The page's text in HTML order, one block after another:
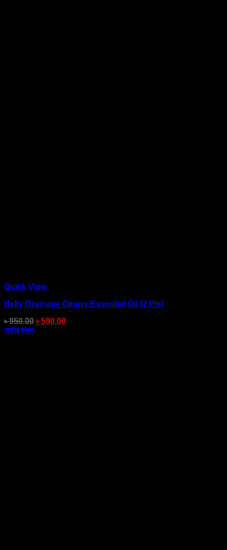
Quick View
Belly Drainage Ginger Essential Oil (2 Pis)
৳950.00 ৳590.00
অর্ডার করুন